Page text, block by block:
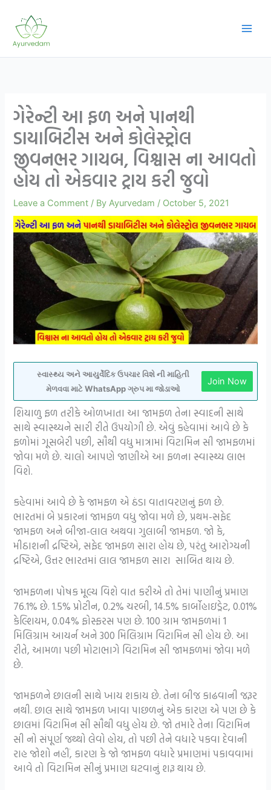
content
ગેરેન્ટી આ ફળ અને પાનથી
ડાયાબિટીસ અને કોલેસ્ટ્રોલ
જીવનભર ગાયબ, વિશ્વાસ ના આવતો
હોય તો એકવાર ટ્રાય કરી જુવો
Leave a Comment / ByAyurvedam / October 5, 2021
સ્વાસ્થ્ય અને આયુર્વેદિક ઉપચાર વિશે ની માહિતી
મેળવવા માટે WhatsApp ગ્રુપ મા જોડાઓ
Join Now
શિયાળુ ફળ તરીકે ઓળખાતા આ જામફળ તેના સ્વાદની સાથે
સાથે સ્વાસ્થ્યને સારી રીતે ઉપયોગી છે. એવું કહેવામાં આવે છે કે
ફળોમાં ગૂસબેરી પછી, સૌથી વધુ માત્રામાં વિટામિન સી જામફળમાં
જોવા મળે છે. ચાલો આપણે જાણીએ આ ફળના સ્વાસ્થ્ય લાભ
વિશે.
કહેવામાં આવે છે કે જામફળ એ ઠંડા વાતાવરણનું ફળ છે.
ભારતમાં બે પ્રકારનાં જામફળ વધુ જોવા મળે છે, પ્રથમ-સફેદ
જામફળ અને બીજા-લાલ અથવા ગુલાબી જામફળ. જો કે,
મીઠાશની દ્રષ્ટિએ, સફેદ જામફળ સારા હોય છે, પરંતુ આરોગ્યની
દ્રષ્ટિએ, ઉત્તર ભારતમાં લાલ જામફળ સારા સાબિત થાય છે.
જામફળના પોષક મૂલ્ય વિશે વાત કરીએ તો તેમાં પાણીનું પ્રમાણ
76.1% છે. 1.5% પ્રોટીન, 0.2% ચરબી, 14.5% કાર્બોહાઇડ્રેટ, 0.01%
કેલ્શિયમ, 0.04% ફોસ્ફરસ પણ છે. 100 ગ્રામ જામફળમાં 1
મિલિગ્રામ આયર્ન અને 300 મિલિગ્રામ વિટામિન સી હોય છે. આ
રીતે, આમળા પછી મોટાભાગે વિટામિન સી જામફળમાં જોવા મળે
છે.
જામફળને છાલની સાથે ખાય શકાય છે. તેના બીજ કાઢવાની જરૂર
નથી. છાલ સાથે જામફળ ખાવા પાછળનું એક કારણ એ પણ છે કે
છાલમાં વિટામિન સી સૌથી વધુ હોય છે. જો તમારે તેના વિટામિન
સી નો સંપૂર્ણ જથ્થો લેવો હોય, તો પછી તેને વધારે પકવા દેવાની
રાહ જોશો નહીં, કારણ કે જો જામફળ વધારે પ્રમાણમાં પકાવવામાં
આવે તો વિટામિન સીનું પ્રમાણ ઘટવાનું શરૂ થાય છે.